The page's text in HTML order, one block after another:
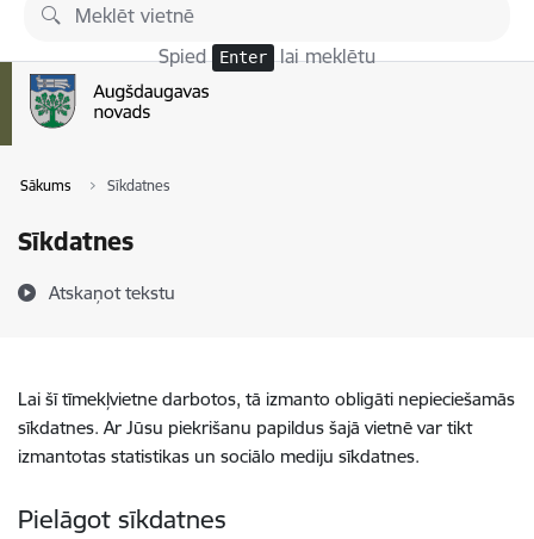
Pāriet uz lapas saturu
Spied Enter lai meklētu
Sākums Sīkdatnes
Sīkdatnes
Atskaņot tekstu
Lai šī tīmekļvietne darbotos, tā izmanto obligāti nepieciešamās
sīkdatnes. Ar Jūsu piekrišanu papildus šajā vietnē var tikt
izmantotas statistikas un sociālo mediju sīkdatnes.
Pielāgot sīkdatnes